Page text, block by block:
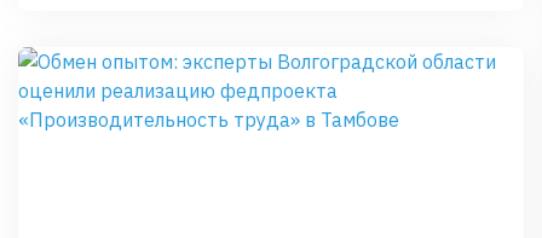
диагностики эксперты …Continued